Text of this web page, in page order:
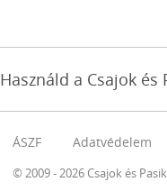
Használd a Csajok
ÁSZF Adatvédelem
© 2009 - 2026 Csajok és